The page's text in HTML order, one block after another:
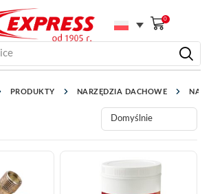
0
PRODUKTY NARZĘDZIA DACHOWE